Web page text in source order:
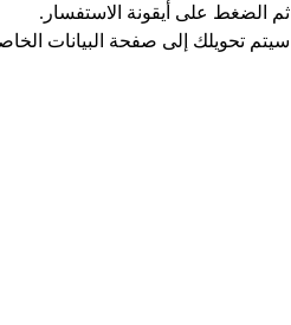
ثم الضغط على أيقونة الاستفسار.
سيتم تحويلك إلى صفحة البيانات